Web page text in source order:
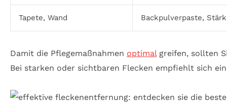
Tapete, Wand Backpulverpaste,
Damit die Pflegemaßnahmen optimalgreifen, sollten
Bei starken oder sichtbaren Flecken empfiehlt sich